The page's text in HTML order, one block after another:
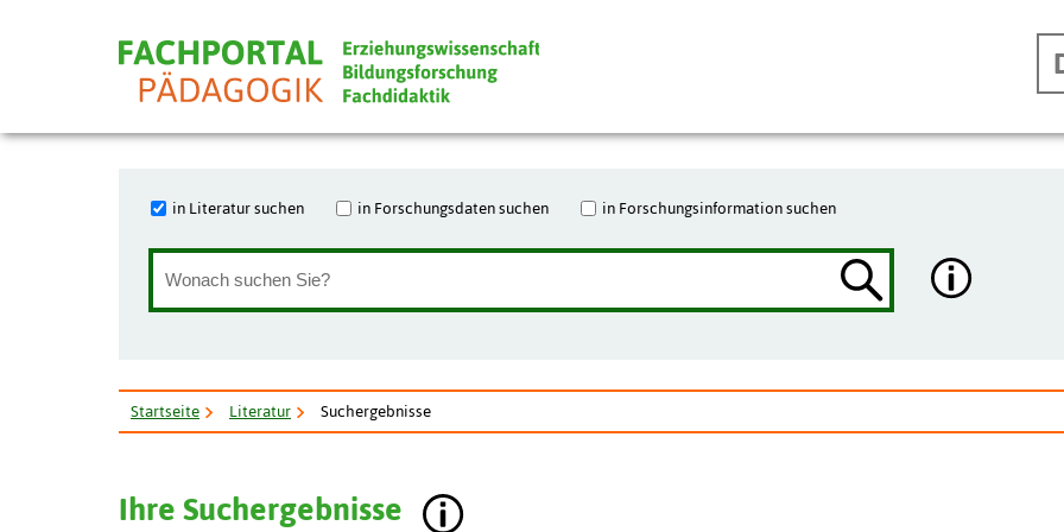
in Literatur suchen in Forschungsdaten suchen in Forschungsinformation suchen
Startseite Literatur Suchergebnisse
Ihre Suchergebnisse